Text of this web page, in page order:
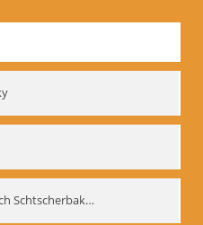
Wadim Anatoljewitsch Schtscherbakow